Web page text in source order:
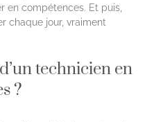
en compétences. Et puis,
chaque jour, vraiment
technicien en
?